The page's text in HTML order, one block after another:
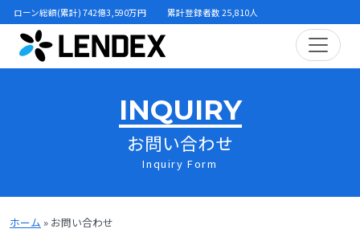
ローン総額(累計) 742億3,590万円 累計登録者数 25,810人
INQUIRY
お問い合わせ
Inquiry Form
ホーム » お問い合わせ